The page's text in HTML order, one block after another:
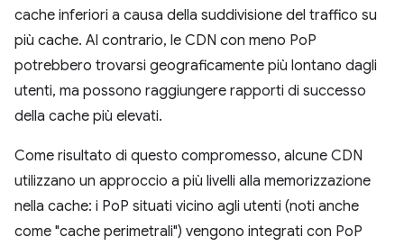
cache inferiori a causa della suddivisione del traffico su
più cache. Al contrario, le CDN con meno PoP
potrebbero trovarsi geograficamente più lontano dagli
utenti, ma possono raggiungere rapporti di successo
della cache più elevati.
Come risultato di questo compromesso, alcune CDN
utilizzano un approccio a più livelli alla memorizzazione
nella cache: i PoP situati vicino agli utenti (noti anche
come "cache perimetrali") vengono integrati con PoP